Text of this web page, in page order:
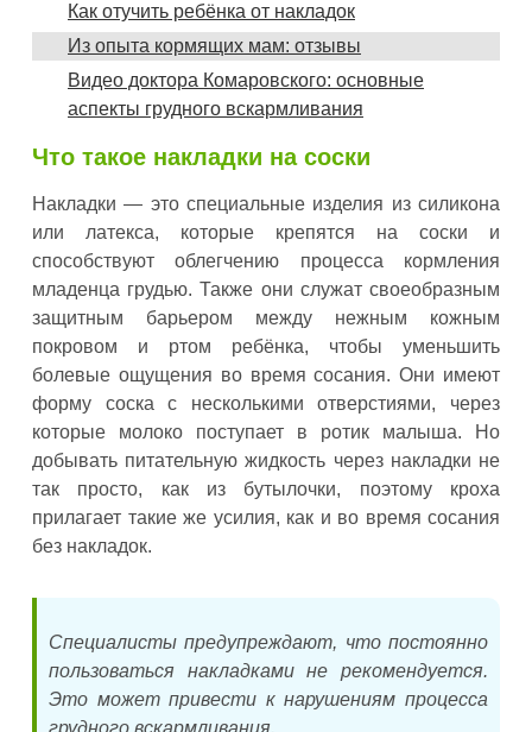
Как отучить ребёнка от накладок
Из опыта кормящих мам: отзывы
Видео доктора Комаровского: основные
аспекты грудного вскармливания
Что такое накладки на соски
Накладки — это специальные изделия из силикона
или латекса, которые крепятся на соски и
способствуют облегчению процесса кормления
младенца грудью. Также они служат своеобразным
защитным барьером между нежным кожным
покровом и ртом ребёнка, чтобы уменьшить
болевые ощущения во время сосания. Они имеют
форму соска с несколькими отверстиями, через
которые молоко поступает в ротик малыша. Но
добывать питательную жидкость через накладки не
так просто, как из бутылочки, поэтому кроха
прилагает такие же усилия, как и во время сосания
без накладок.
Специалисты предупреждают, что постоянно
пользоваться накладками не рекомендуется.
Это может привести к нарушениям процесса